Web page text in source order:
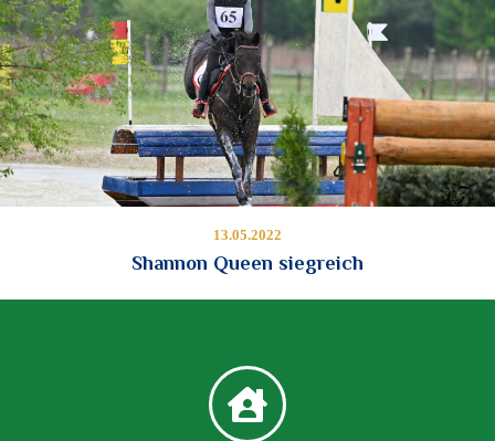
13.05.2022
Shannon Queen siegreich